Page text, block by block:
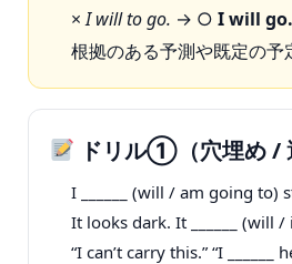
×I will to go. → ○I will go.
根拠のある予測や既定の予
ドリル①（穴埋め /
I ______ (will / am going to)
It looks dark. It ______ (will /
“I can’t carry this.” “I ______